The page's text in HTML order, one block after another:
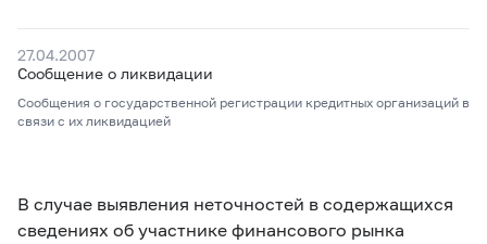
27.04.2007
Сообщение о ликвидации
Сообщения о государственной регистрации кредитных организаций в
связи с их ликвидацией
В случае выявления неточностей в содержащихся
сведениях об участнике финансового рынка